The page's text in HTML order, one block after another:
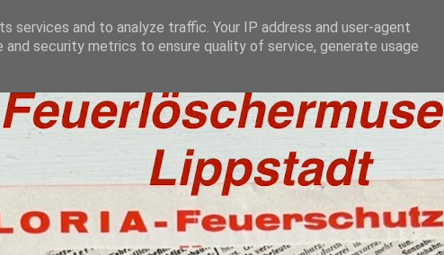
services and to analyze traffic. Your IP address and user-agent
security metrics to ensure quality of service, generate usage